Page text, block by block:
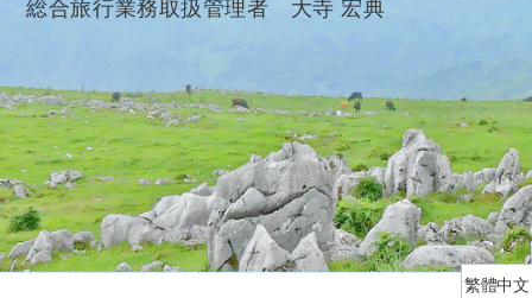
繁體中文
総合旅行業務取扱管理者 大寺 宏典